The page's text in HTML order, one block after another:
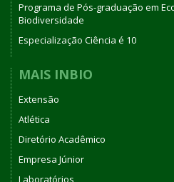
Programa de Pós-graduação em
Biodiversidade
Especialização Ciência é 10
MAIS INBIO
Extensão
Atlética
Diretório Acadêmico
Empresa Júnior
Laboratórios